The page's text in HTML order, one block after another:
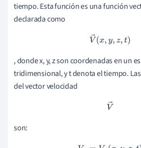
tiempo. Esta función es una función
declarada como
V→(x,y,z,t)
, donde x, y, z son coordenadas en un
tridimensional, y t denota el tiempo.
del vector velocidad
V→
son: